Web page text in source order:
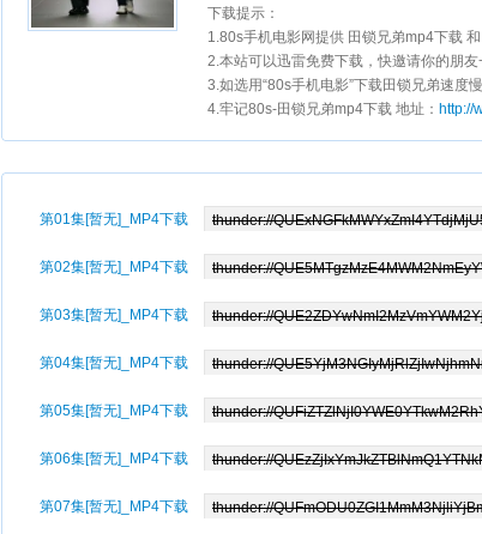
下载提示：
1.80s手机电影网提供 田锁兄弟mp4下载
2.本站可以迅雷免费下载，快邀请你的朋友
3.如选用“80s手机电影”下载田锁兄弟速度
4.牢记80s-田锁兄弟mp4下载 地址： http://
第01集[暂无]_MP4下载
第02集[暂无]_MP4下载
第03集[暂无]_MP4下载
第04集[暂无]_MP4下载
第05集[暂无]_MP4下载
第06集[暂无]_MP4下载
第07集[暂无]_MP4下载